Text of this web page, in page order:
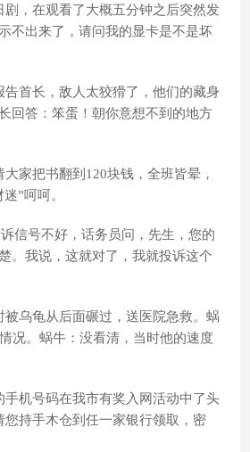
剧，在观看了大概五分钟之后突然发
不出来了，请问我的显卡是不是坏
告首长，敌人太狡猾了，他们的藏身
回答：笨蛋！朝你意想不到的地方
家把书翻到120块钱，全班皆晕，
”呵呵。
信号不好，话务员问，先生，您的
。我说，这就对了，我就投诉这个
被乌龟从后面碾过，送医院急救。蜗
况。蜗牛：没看清，当时他的速度
手机号码在我市有奖入网活动中了头
您持手木仓到任一家银行领取，密